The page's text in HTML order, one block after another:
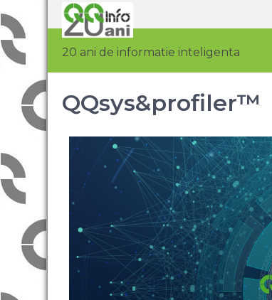
20 ani de informatie inteligenta
QQsys&profiler™